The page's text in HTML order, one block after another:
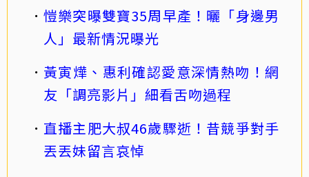
愷樂突曝雙寶35周早產！曬「身邊男
人」最新情況曝光
黃寅燁、惠利確認愛意深情熱吻！網
友「調亮影片」細看舌吻過程
直播主肥大叔46歲驟逝！昔競爭對手
丟丟妹留言哀悼